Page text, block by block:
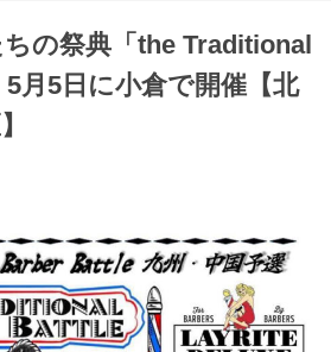
の祭典「the Traditional
月5日に小倉で開催【北